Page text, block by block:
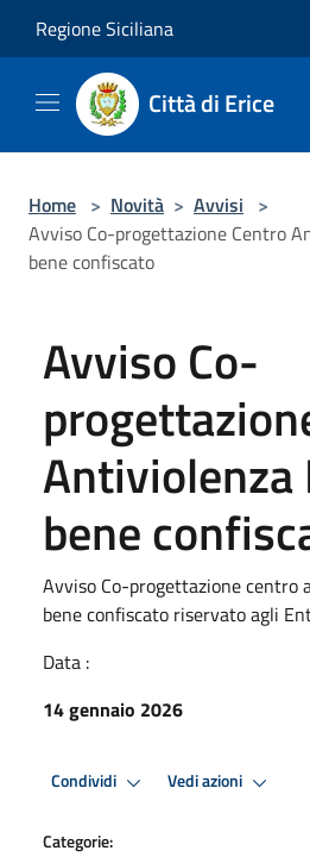
Regione Siciliana
Città di Erice
Home > Novità > Avvisi >
Avviso Co-progettazione Centro
bene confiscato
Avviso Co-
Antiviolenza
bene
Avviso Co-progettazione centro
bene confiscato riservato agli
Data :
14 gennaio 2026
Condividi Vedi azioni
Categorie: